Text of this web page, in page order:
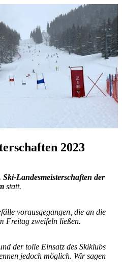
2023
Landesmeisterschaften der
statt.
vorausgegangen, die an die
Freitag zweifeln ließen.
der tolle Einsatz des Skiklubs
jedoch möglich. Wir sagen